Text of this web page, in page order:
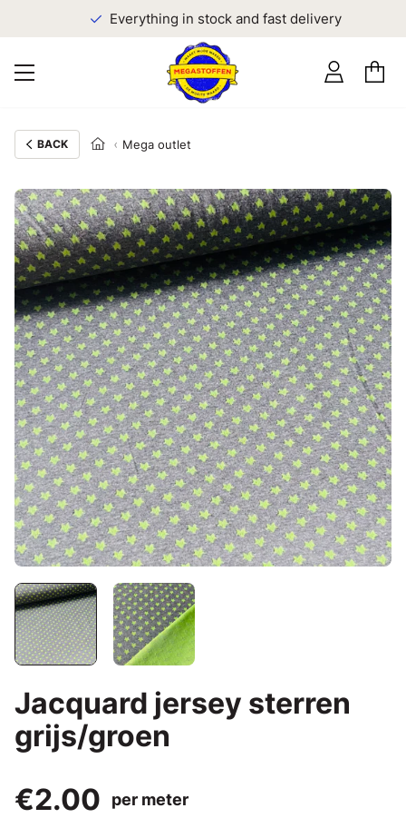
Everything in stock and fast delivery
BACK Mega outlet
Jacquard jersey sterren
grijs/groen
€2.00
per meter